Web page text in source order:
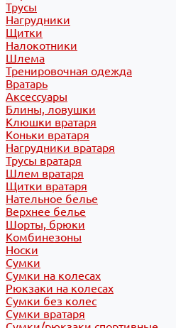
Трусы
Нагрудники
Щитки
Налокотники
Шлема
Тренировочная одежда
Вратарь
Аксессуары
Блины, ловушки
Клюшки вратаря
Коньки вратаря
Нагрудники вратаря
Трусы вратаря
Шлем вратаря
Щитки вратаря
Нательное белье
Верхнее белье
Шорты, брюки
Комбинезоны
Носки
Сумки
Сумки на колесах
Рюкзаки на колесах
Сумки без колес
Сумки вратаря